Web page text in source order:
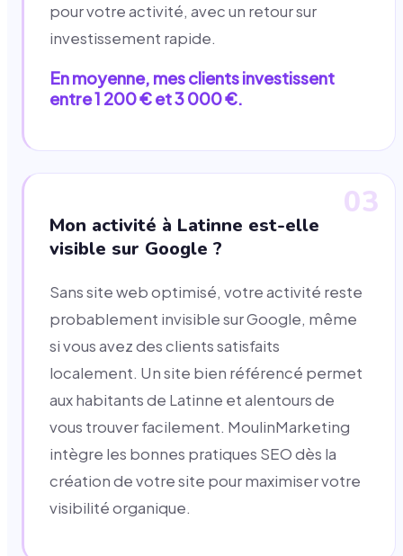
pour votre activité, avec un retour sur
investissement rapide.
En moyenne, mes clients investissent
entre 1 200 € et 3 000 €.
03
Mon activité à Latinne est-elle
visible sur Google ?
Sans site web optimisé, votre activité reste
probablement invisible sur Google, même
si vous avez des clients satisfaits
localement. Un site bien référencé permet
aux habitants de Latinne et alentours de
vous trouver facilement. MoulinMarketing
intègre les bonnes pratiques SEO dès la
création de votre site pour maximiser votre
visibilité organique.